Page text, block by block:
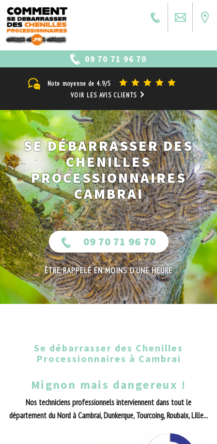
09 70 71 96 70
Note moyenne de 4.9/5
VOIR LES AVIS CLIENTS
SE DÉBARRASSER DES
CHENILLES
PROCESSIONNAIRES
CAMBRAI
09 70 71 96 70
ÊTRE RAPPELÉ EN MOINS D'UNE HEURE
Se débarrasser des Chenilles
Processionnaires à Cambrai
Mignon mais dangereux !
Nos techniciens professionnels interviennent dans tout le
département du Nord à Cambrai, Dunkerque, Tourcoing, Roubaix, Lille...